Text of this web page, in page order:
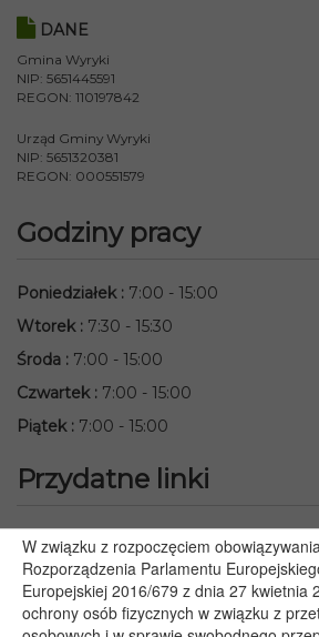
DANE
Gmina Wyryki
NIP: 5651445591
REGON: 110197842
Urząd Gminy Wyryki
NIP: 5651320381
REGON: 000551579
Godziny pracy
Poniedziałek: 7:00 - 15:00
Wtorek: 7:30 - 15:30
Środa : 7:00 - 15:00
Czwartek: 7:00 - 15:00
Piątek: 7:00 - 15:00
Przydatne linki
Starostwo Powiatowe we Włodawie
Lubelski Urząd Wojewódzki w Lublinie
Urząd Marszałkowski Województwa
Serwis Rzeczypospolitej Polskiej
W związku z rozpoczęciem
Rozporządzenia Parlamentu
Europejskiej 2016/679 z dnia 27 kwietnia
ochrony osób fizycznych w związku z